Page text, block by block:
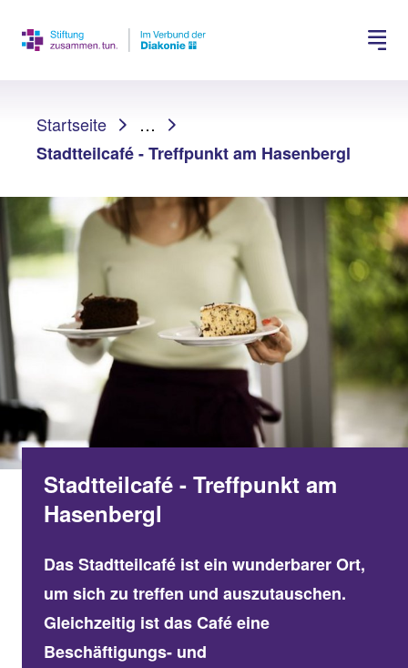
Startseite
…
Stadtteilcafé - Treffpunkt am Hasenbergl
Stadtteilcafé - Treffpunkt am
Hasenbergl
Das Stadtteilcafé ist ein wunderbarer Ort,
um sich zu treffen und auszutauschen.
Gleichzeitig ist das Café eine
Beschäftigungs- und